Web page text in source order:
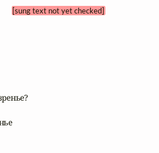
[sung text not yet checked]